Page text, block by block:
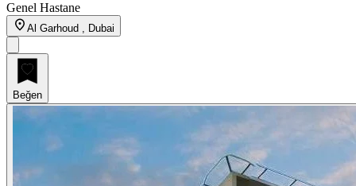
Genel Hastane
Al Garhoud , Dubai
Beğen